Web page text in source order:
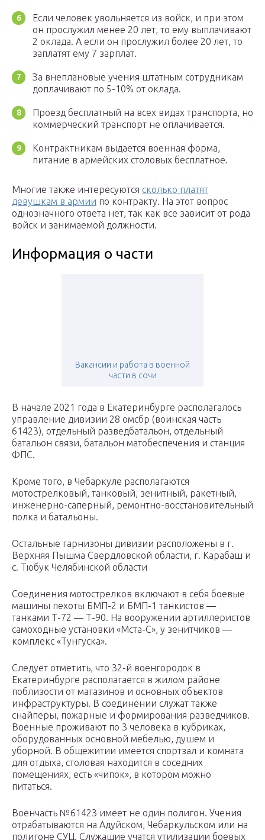
Если человек увольняется из войск, и при этом
он прослужил менее 20 лет, то ему выплачивают
2 оклада. А если он прослужил более 20 лет, то
заплатят ему 7 зарплат.
За внеплановые учения штатным сотрудникам
доплачивают по 5-10% от оклада.
Проезд бесплатный на всех видах транспорта, но
коммерческий транспорт не оплачивается.
Контрактникам выдается военная форма,
питание в армейских столовых бесплатное.
Многие также интересуются сколько платят
девушкам в армии по контракту. На этот вопрос
однозначного ответа нет, так как все зависит от рода
войск и занимаемой должности.
Информация о части
Вакансии и работа в военной
части в сочи
В начале 2021 года в Екатеринбурге располагалось
управление дивизии 28 омсбр (воинская часть
61423), отдельный разведбатальон, отдельный
батальон связи, батальон матобеспечения и станция
ФПС.
Кроме того, в Чебаркуле располагаются
мотострелковый, танковый, зенитный, ракетный,
инженерно-саперный, ремонтно-восстановительный
полка и батальоны.
Остальные гарнизоны дивизии расположены в г.
Верхняя Пышма Свердловской области, г. Карабаш и
с. Тюбук Челябинской области
Соединения мотострелков включают в себя боевые
машины пехоты БМП-2 и БМП-1 танкистов —
танками Т-72 — Т-90. На вооружении артиллеристов
самоходные установки «Мста-С», у зенитчиков —
комплекс «Тунгуска».
Следует отметить, что 32-й военгородок в
Екатеринбурге располагается в жилом районе
поблизости от магазинов и основных объектов
инфраструктуры. В соединении служат также
снайперы, пожарные и формирования разведчиков.
Военные проживают по 3 человека в кубриках,
оборудованных основной мебелью, душем и
уборной. В общежитии имеется спортзал и комната
для отдыха, столовая находится в соседних
помещениях, есть «чипок», в котором можно
питаться.
Военчасть №61423 имеет не один полигон. Учения
отрабатываются на Адуйском, Чебаркульском или на
полигоне СУЦ. Служащие учатся утилизации боевых